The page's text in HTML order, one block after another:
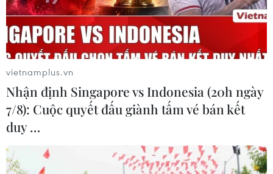
#Mưa lớn #Sạt lở #Sạt lở đất
vietnamplus.vn
Nhận định Singapore vs Indonesia (20h ngày
7/8): Cuộc quyết đấu giành tấm vé bán kết
duy …